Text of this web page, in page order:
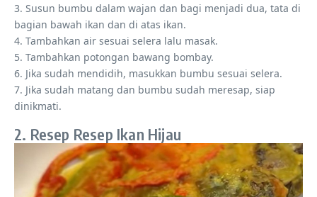
3. Susun bumbu dalam wajan dan bagi menjadi dua, tata di
bagian bawah ikan dan di atas ikan.
4. Tambahkan air sesuai selera lalu masak.
5. Tambahkan potongan bawang bombay.
6. Jika sudah mendidih, masukkan bumbu sesuai selera.
7. Jika sudah matang dan bumbu sudah meresap, siap
dinikmati.
2. Resep Resep Ikan Hijau